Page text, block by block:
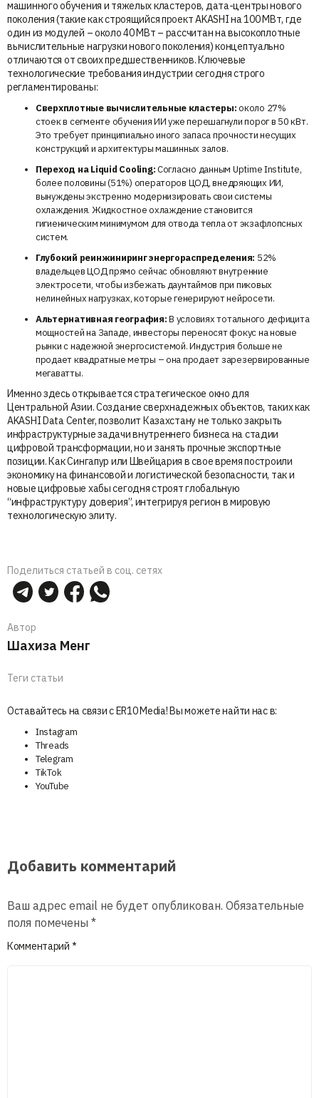
машинного обучения и тяжелых кластеров, дата-центры нового
поколения (такие как строящийся проект AKASHI на 100 МВт, где
один из модулей – около 40 МВт – рассчитан на высокоплотные
вычислительные нагрузки нового поколения) концептуально
отличаются от своих предшественников. Ключевые
технологические требования индустрии сегодня строго
регламентированы:
Сверхплотные вычислительные кластеры:около 27%
стоек в сегменте обучения ИИ уже перешагнули порог в 50 кВт.
Это требует принципиально иного запаса прочности несущих
конструкций и архитектуры машинных залов.
Переход на Liquid Cooling:Согласно данным Uptime Institute,
более половины (51%) операторов ЦОД, внедряющих ИИ,
вынуждены экстренно модернизировать свои системы
охлаждения. Жидкостное охлаждение становится
гигиеническим минимумом для отвода тепла от экзафлопсных
систем.
Глубокий реинжиниринг энергораспределения: 52%
владельцев ЦОД прямо сейчас обновляют внутренние
электросети, чтобы избежать даунтаймов при пиковых
нелинейных нагрузках, которые генерируют нейросети.
Альтернативная география:В условиях тотального дефицита
мощностей на Западе, инвесторы переносят фокус на новые
рынки с надежной энергосистемой. Индустрия больше не
продает квадратные метры – она продает зарезервированные
мегаватты.
Именно здесь открывается стратегическое окно для
Центральной Азии. Создание сверхнадежных объектов, таких как
AKASHI Data Center, позволит Казахстану не только закрыть
инфраструктурные задачи внутреннего бизнеса на стадии
цифровой трансформации, но и занять прочные экспортные
позиции. Как Сингапур или Швейцария в свое время построили
экономику на финансовой и логистической безопасности, так и
новые цифровые хабы сегодня строят глобальную
“инфраструктуру доверия”, интегрируя регион в мировую
технологическую элиту.
Поделиться статьей в соц. сетях
Автор
Шахиза Менг
Теги статьи
Оставайтесь на связи с ER10 Media! Вы можете найти нас в:
Instagram
Threads
Telegram
TikTok
YouTube
Добавить комментарий
Ваш адрес email не будет опубликован. Обязательные
поля помечены *
Комментарий *